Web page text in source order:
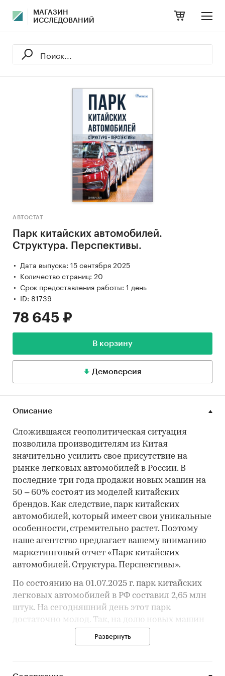
МАГАЗИН
ИССЛЕДОВАНИЙ
АВТОСТАТ
Парк китайских автомобилей.
Структура. Перспективы.
Дата выпуска: 15 сентября 2025
Количество страниц: 20
Срок предоставления работы: 1 день
ID: 81739
78 645 ₽
В корзину
Демоверсия
Описание
Сложившаяся геополитическая ситуация
позволила производителям из Китая
значительно усилить свое присутствие на
рынке легковых автомобилей в России. В
последние три года продажи новых машин на
50 – 60% состоят из моделей китайских
брендов. Как следствие, парк китайских
автомобилей, который имеет свои уникальные
особенности, стремительно растет. Поэтому
наше агентство предлагает вашему вниманию
маркетинговый отчет «Парк китайских
автомобилей. Структура. Перспективы».
По состоянию на 01.07.2025 г. парк китайских
легковых автомобилей в РФ составил 2,65 млн
штук. На сегодняшний день этот парк
достаточно молод. Так, на долю новых машин
(до трех лет включительно) приходится около
69%, что в количественном выражении
Развернуть